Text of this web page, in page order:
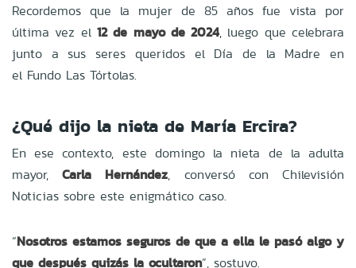
Recordemos que la mujer de 85 años fue vista por
última vez el 12 de mayo de 2024, luego que celebrara
junto a sus seres queridos el Día de la Madre en
el Fundo Las Tórtolas.
¿Qué dijo la nieta de María Ercira?
En ese contexto, este domingo la nieta de la adulta
mayor,Carla Hernández, conversó con
Chilevisión
Noticias sobre este enigmático caso.
“Nosotros estamos seguros de que a ella le pasó algo y
que después quizás la ocultaron”, sostuvo.